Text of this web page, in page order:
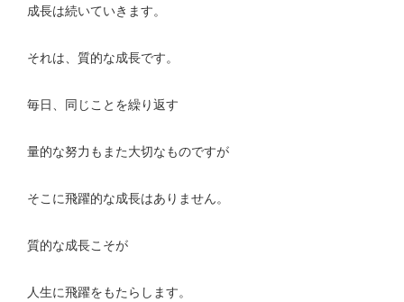
成長は続いていきます。
それは、質的な成長です。
毎日、同じことを繰り返す
量的な努力もまた大切なものですが
そこに飛躍的な成長はありません。
質的な成長こそが
人生に飛躍をもたらします。